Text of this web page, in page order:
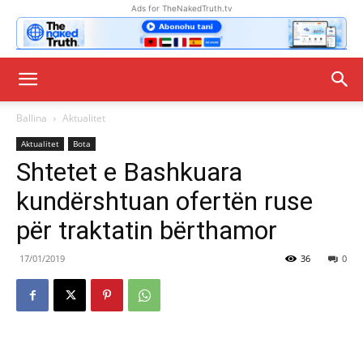
Ads for TheNakedTruth.tv
Ballina Aktualitet
Aktualitet Bota
Shtetet e Bashkuara
kundërshtuan ofertën ruse
për traktatin bërthamor
17/01/2019 0
36